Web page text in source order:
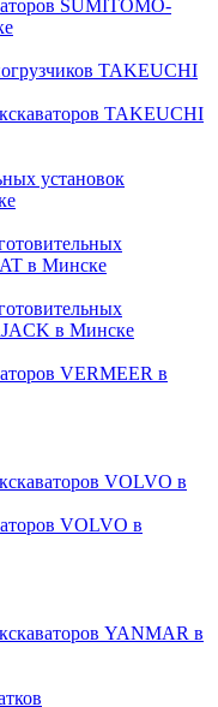
SUMITOMO-
TAKEUCHI
TAKEUCHI
установок
в Минске
в Минске
VERMEER в
VOLVO в
VOLVO в
YANMAR в